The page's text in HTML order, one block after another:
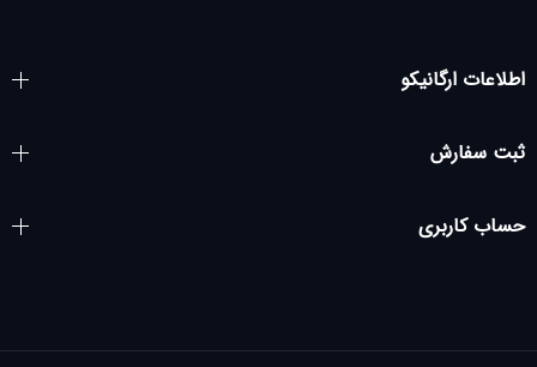
اطلاعات ارگانیکو
ثبت سفارش
حساب کاربری